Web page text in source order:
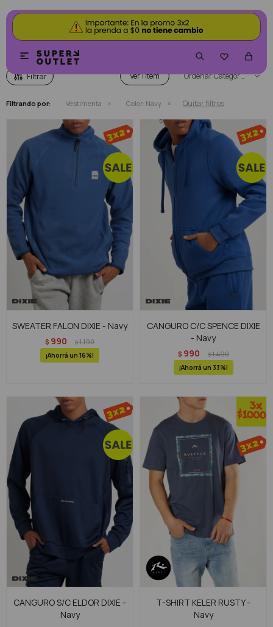


Ver Categoría
Filtrando por: Vestimenta Color: Navy Quitar filtros
SWEATER FALON DIXIE - Navy
$ 990 $1.190
16
CANGURO C/C SPENCE DIXIE
- Navy
$ 990 $1.490
33
CANGURO S/C ELDOR DIXIE -
Navy
T-SHIRT KELER RUSTY -
Navy